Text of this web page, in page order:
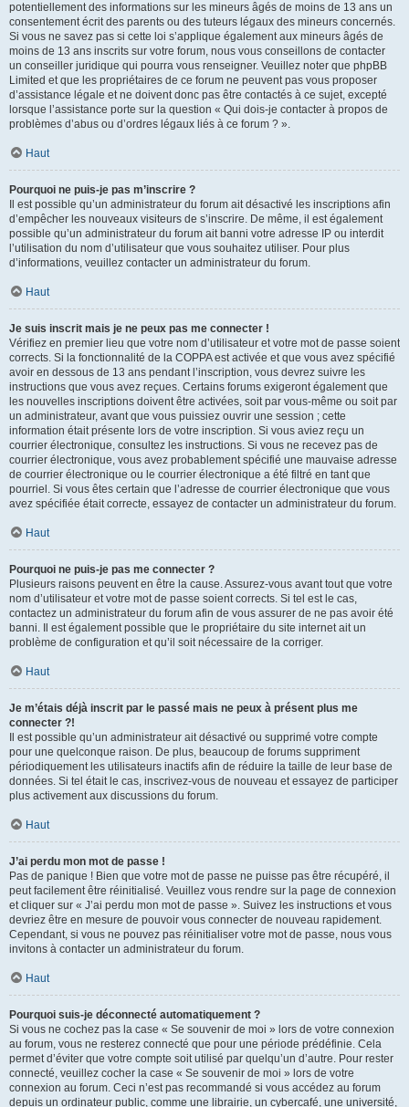
potentiellement des informations sur les mineurs âgés de moins de 13 ans un
consentement écrit des parents ou des tuteurs légaux des mineurs concernés.
Si vous ne savez pas si cette loi s’applique également aux mineurs âgés de
moins de 13 ans inscrits sur votre forum, nous vous conseillons de contacter
un conseiller juridique qui pourra vous renseigner. Veuillez noter que phpBB
Limited et que les propriétaires de ce forum ne peuvent pas vous proposer
d’assistance légale et ne doivent donc pas être contactés à ce sujet, excepté
lorsque l’assistance porte sur la question « Qui dois-je contacter à propos de
problèmes d’abus ou d’ordres légaux liés à ce forum ? ».
Haut
Pourquoi ne puis-je pas m’inscrire ?
Il est possible qu’un administrateur du forum ait désactivé les inscriptions afin
d’empêcher les nouveaux visiteurs de s’inscrire. De même, il est également
possible qu’un administrateur du forum ait banni votre adresse IP ou interdit
l’utilisation du nom d’utilisateur que vous souhaitez utiliser. Pour plus
d’informations, veuillez contacter un administrateur du forum.
Haut
Je suis inscrit mais je ne peux pas me connecter !
Vérifiez en premier lieu que votre nom d’utilisateur et votre mot de passe soient
corrects. Si la fonctionnalité de la COPPA est activée et que vous avez spécifié
avoir en dessous de 13 ans pendant l’inscription, vous devrez suivre les
instructions que vous avez reçues. Certains forums exigeront également que
les nouvelles inscriptions doivent être activées, soit par vous-même ou soit par
un administrateur, avant que vous puissiez ouvrir une session ; cette
information était présente lors de votre inscription. Si vous aviez reçu un
courrier électronique, consultez les instructions. Si vous ne recevez pas de
courrier électronique, vous avez probablement spécifié une mauvaise adresse
de courrier électronique ou le courrier électronique a été filtré en tant que
pourriel. Si vous êtes certain que l’adresse de courrier électronique que vous
avez spécifiée était correcte, essayez de contacter un administrateur du forum.
Haut
Pourquoi ne puis-je pas me connecter ?
Plusieurs raisons peuvent en être la cause. Assurez-vous avant tout que votre
nom d’utilisateur et votre mot de passe soient corrects. Si tel est le cas,
contactez un administrateur du forum afin de vous assurer de ne pas avoir été
banni. Il est également possible que le propriétaire du site internet ait un
problème de configuration et qu’il soit nécessaire de la corriger.
Haut
Je m’étais déjà inscrit par le passé mais ne peux à présent plus me
connecter ?!
Il est possible qu’un administrateur ait désactivé ou supprimé votre compte
pour une quelconque raison. De plus, beaucoup de forums suppriment
périodiquement les utilisateurs inactifs afin de réduire la taille de leur base de
données. Si tel était le cas, inscrivez-vous de nouveau et essayez de participer
plus activement aux discussions du forum.
Haut
J’ai perdu mon mot de passe !
Pas de panique ! Bien que votre mot de passe ne puisse pas être récupéré, il
peut facilement être réinitialisé. Veuillez vous rendre sur la page de connexion
et cliquer sur « J’ai perdu mon mot de passe ». Suivez les instructions et vous
devriez être en mesure de pouvoir vous connecter de nouveau rapidement.
Cependant, si vous ne pouvez pas réinitialiser votre mot de passe, nous vous
invitons à contacter un administrateur du forum.
Haut
Pourquoi suis-je déconnecté automatiquement ?
Si vous ne cochez pas la case « Se souvenir de moi » lors de votre connexion
au forum, vous ne resterez connecté que pour une période prédéfinie. Cela
permet d’éviter que votre compte soit utilisé par quelqu’un d’autre. Pour rester
connecté, veuillez cocher la case « Se souvenir de moi » lors de votre
connexion au forum. Ceci n’est pas recommandé si vous accédez au forum
depuis un ordinateur public, comme une librairie, un cybercafé, une université,